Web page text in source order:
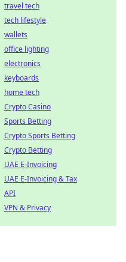
travel tech
tech lifestyle
wallets
office lighting
electronics
keyboards
home tech
Crypto Casino
Sports Betting
Crypto Sports Betting
Crypto Betting
UAE E-Invoicing
UAE E-Invoicing & Tax
API
VPN & Privacy